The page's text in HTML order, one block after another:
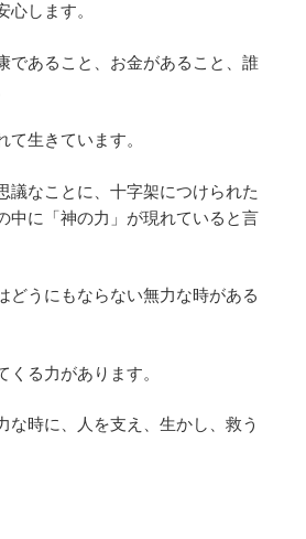
心します。
であること、お金があること、誰
て生きています。
議なことに、十字架につけられた
中に「神の力」が現れていると言
どうにもならない無力な時がある
くる力があります。
な時に、人を支え、生かし、救う